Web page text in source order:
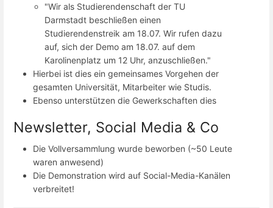
"Wir als Studierendenschaft der TU
Darmstadt beschließen einen
Studierendenstreik am 18.07. Wir rufen dazu
auf, sich der Demo am 18.07. auf dem
Karolinenplatz um 12 Uhr, anzuschließen."
Hierbei ist dies ein gemeinsames Vorgehen der
gesamten Universität, Mitarbeiter wie Studis.
Ebenso unterstützen die Gewerkschaften dies
Newsletter, Social Media & Co
Die Vollversammlung wurde beworben (~50 Leute
waren anwesend)
Die Demonstration wird auf Social-Media-Kanälen
verbreitet!